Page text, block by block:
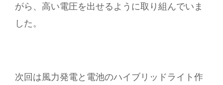
がら、高い電圧を出せるように取り組んでいま
した。
次回は風力発電と電池のハイブリッドライト作